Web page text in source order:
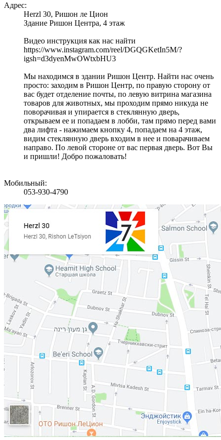
Адрес:
Herzl 30, Ришон ле Цион
Здание Ришон Центра, 4 этаж
Видео инструкция как нас найти
https://www.instagram.com/reel/DGQGKetIn5M/?
igsh=d3dyenMwOWtxbHU3
Мы находимся в здании Ришон Центр. Найти нас очень
просто: заходим в Ришон Центр, по правую сторону от
вас будет отделение почты, по левую витрина магазина
товаров для животных, мы проходим прямо никуда не
поворачивая и упирается в стеклянную дверь,
открываем ее и попадаем в лобби, там прямо перед вами
два лифта - нажимаем кнопку 4, попадаем на 4 этаж,
видим стеклянную дверь входим в нее и поварачиваем
направо. По левой стороне от вас первая дверь. Вот Вы
и пришли! Добро пожаловать!
Мобильный:
053-930-4790